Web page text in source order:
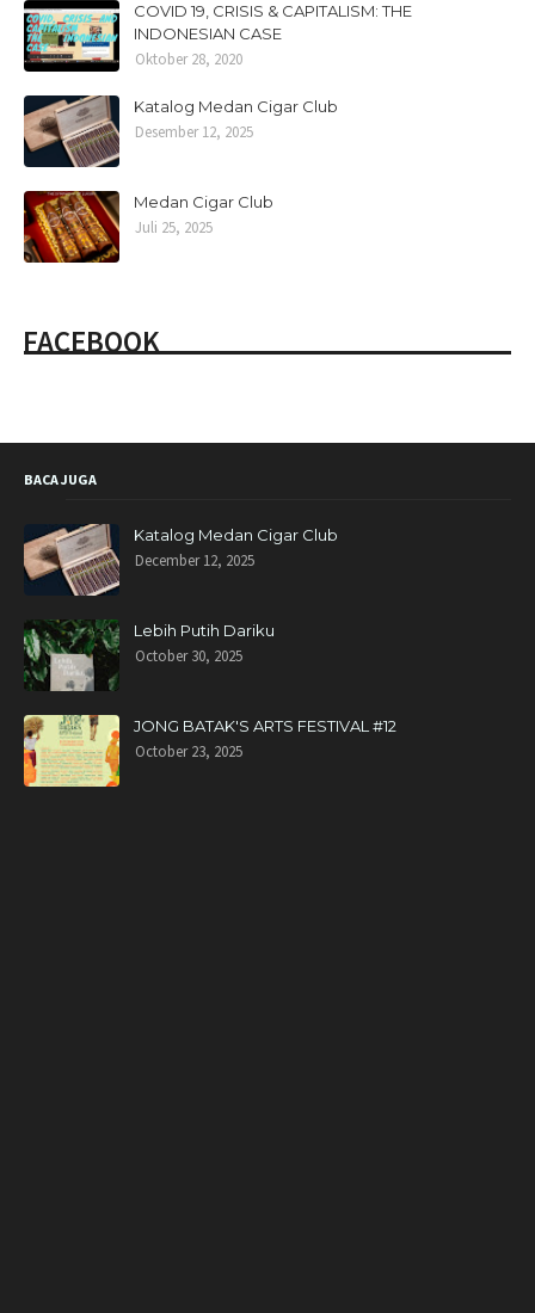
COVID 19, CRISIS & CAPITALISM: THE
INDONESIAN CASE
Oktober 28, 2020
Katalog Medan Cigar Club
Desember 12, 2025
Medan Cigar Club
Juli 25, 2025
FACEBOOK
BACA JUGA
Katalog Medan Cigar Club
December 12, 2025
Lebih Putih Dariku
October 30, 2025
JONG BATAK'S ARTS FESTIVAL #12
October 23, 2025